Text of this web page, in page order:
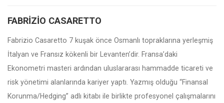
FABRIZIO CASARETTO
Fabrizio Casaretto 7 kuşak önce Osmanlı topraklarına yerleşmiş
İtalyan ve Fransız kökenli bir Levanten’dir. Fransa’daki
Ekonometri masteri ardından uluslararası hammadde ticareti ve
risk yönetimi alanlarında kariyer yaptı. Yazmış olduğu “Finansal
Korunma/Hedging” adlı kitabı ile birlikte profesyonel çalışmalarını